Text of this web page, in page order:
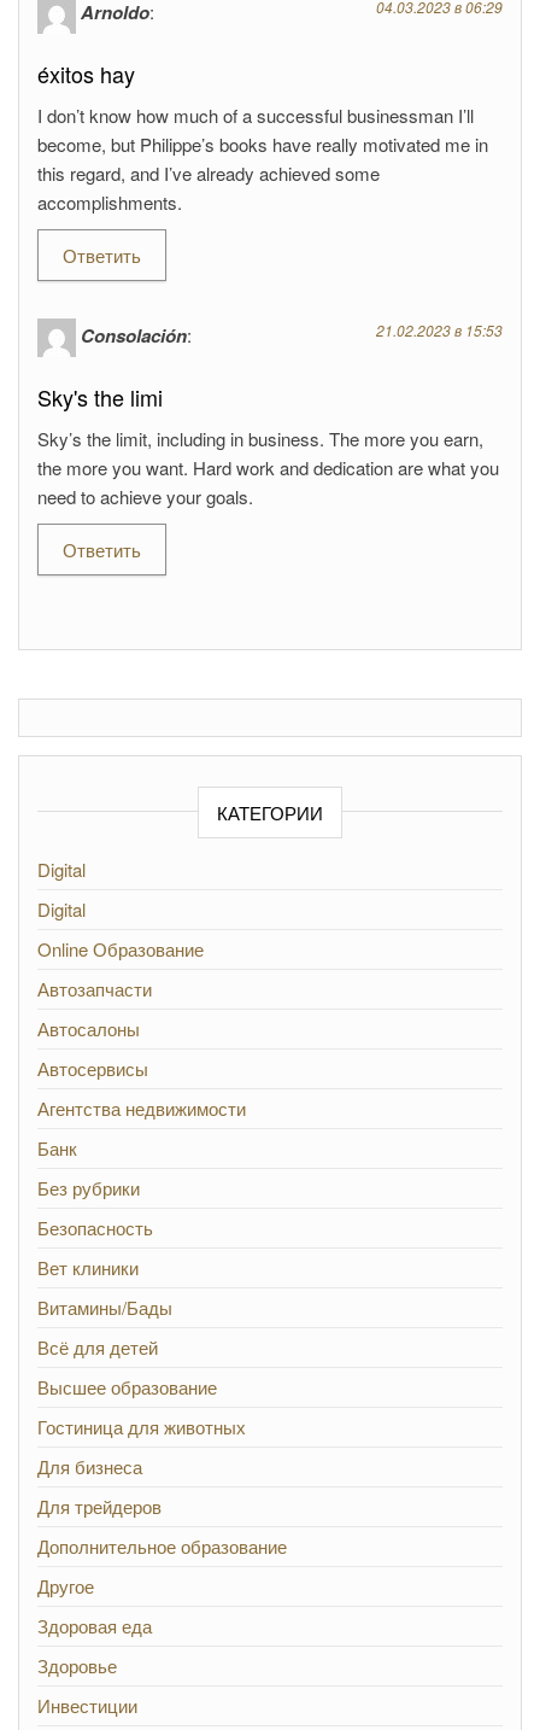
Arnoldo: 04.03.2023 в 06:29
éxitos hay
I don’t know how much of a successful businessman I’ll
become, but Philippe’s books have really motivated me in
this regard, and I’ve already achieved some
accomplishments.
Ответить
Consolación: 21.02.2023 в 15:53
Sky's the limi
Sky’s the limit, including in business. The more you earn,
the more you want. Hard work and dedication are what you
need to achieve your goals.
Ответить
КАТЕГОРИИ
Digital
Digital
Online Образование
Автозапчасти
Автосалоны
Автосервисы
Агентства недвижимости
Банк
Без рубрики
Безопасность
Вет клиники
Витамины/Бады
Всё для детей
Высшее образование
Гостиница для животных
Для бизнеса
Для трейдеров
Дополнительное образование
Другое
Здоровая еда
Здоровье
Инвестиции